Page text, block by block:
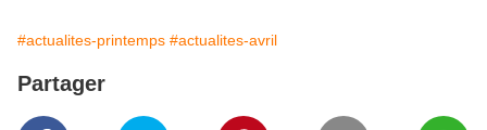
#actualites-printemps #actualites-avril
Partager